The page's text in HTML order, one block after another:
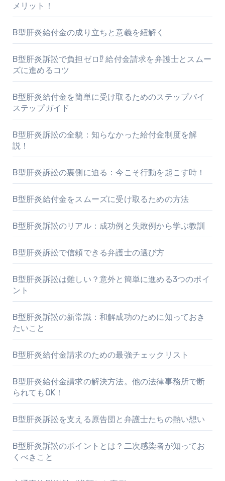
メリット！
B型肝炎給付金の成り立ちと意義を紐解く
B型肝炎訴訟で負担ゼロ⁉ 給付金請求を弁護士とスムー
ズに進めるコツ
B型肝炎給付金を簡単に受け取るためのステップバイ
ステップガイド
B型肝炎訴訟の全貌：知らなかった給付金制度を解
説！
B型肝炎訴訟の裏側に迫る：今こそ行動を起こす時！
B型肝炎給付金をスムーズに受け取るための方法
B型肝炎訴訟のリアル：成功例と失敗例から学ぶ教訓
B型肝炎訴訟で信頼できる弁護士の選び方
B型肝炎訴訟は難しい？意外と簡単に進める3つのポイ
ント
B型肝炎訴訟の新常識：和解成功のために知っておき
たいこと
B型肝炎給付金請求のための最強チェックリスト
B型肝炎給付金請求の解決方法。他の法律事務所で断
られてもOK！
B型肝炎訴訟を支える原告団と弁護士たちの熱い想い
B型肝炎訴訟のポイントとは？二次感染者が知ってお
くべきこと